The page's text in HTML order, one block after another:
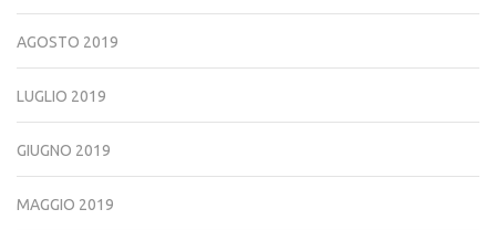
AGOSTO 2019
LUGLIO 2019
GIUGNO 2019
MAGGIO 2019